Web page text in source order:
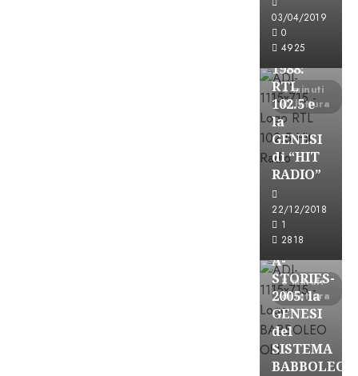
03/04/2019
0
4925
4 minuti
di lettura
FREE
A-
STORIES-
1988:
RTL
102.5 e
la
GENESI
di “HIT
RADIO”
22/12/2018
1
2818
8 minuti
di lettura
Formazione
FREE
A-
STORIES-
2005: la
GENESI
del
SISTEMA
BABBOLEO